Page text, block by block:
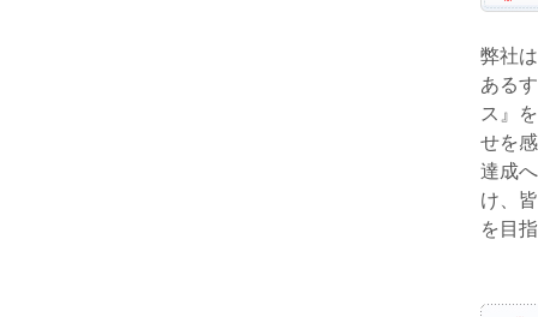
弊社
ある
ス』
せを
達成
け、
を目